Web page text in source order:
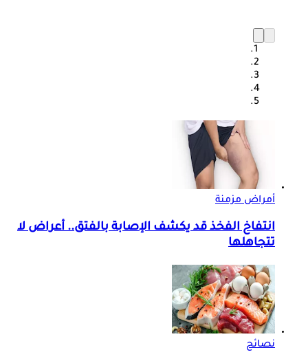
أمراض مزمنة
انتفاخ الفخذ قد يكشف الإصابة بالفتق.. أعراض لا
تتجاهلها
نصائح